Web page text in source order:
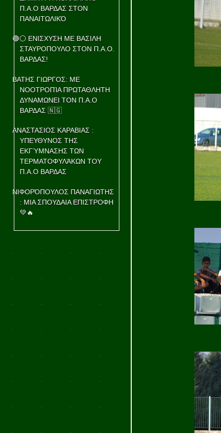
Π.Α.Ο ΒΑΡΔΑΣ ΣΤΟΝ
ΠΑΝΑΙΤΩΛΙΚΌ
🟢⚪ ΕΝΙΣΧΥΣΗ ΜΕ ΒΑΣΙΛΗ
ΣΤΑΥΡΟΠΟΥΛΟ ΣΤΟΝ Π.Α.Ο.
ΒΑΡΔΑΣ!
ΒΑΤΗΣ ΓΙΩΡΓΟΣ: ΜΕ
ΝΟΟΤΡΟΠΊΑ ΠΡΩΤΑΘΛΗΤΗ
ΔΥΝΑΜΩΝΕΙ ΤΟΝ Π.Α.Ο
ΒΑΡΔΑΣ 🇳🇬
ΑΝΑΣΤΑΣΙΟΣ ΚΑΡΑΒΙΑΣ :
ΥΠΕΥΘΥΝΟΣ ΤΗΣ
ΕΚΓΎΜΝΑΣΗΣ ΤΩΝ
ΤΕΡΜΑΤΟΦΥΛΆΚΩΝ ΤΟΥ
Π.Α.Ο ΒΑΡΔΑΣ
ΝΙΦΟΡΌΠΟΥΛΟΣ ΠΑΝΑΓΙΩΤΗΣ
: ΜΙΑ ΣΠΟΥΔΑΙΑ ΕΠΙΣΤΡΟΦΗ
💚🔥